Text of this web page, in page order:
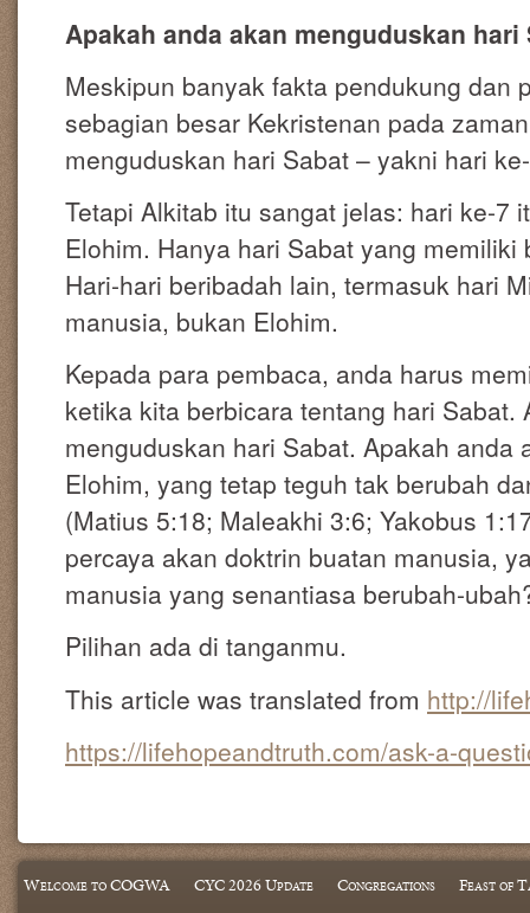
Apakah anda akan menguduskan hari
Meskipun banyak fakta pendukung dan
sebagian besar Kekristenan pada
menguduskan hari Sabat – yakni hari
Tetapi Alkitab itu sangat jelas: hari ke-7
Elohim. Hanya hari Sabat yang
Hari-hari beribadah lain, termasuk hari
manusia, bukan Elohim.
Kepada para pembaca, anda harus
ketika kita berbicara tentang hari Sabat.
menguduskan hari Sabat. Apakah anda
Elohim, yang tetap teguh tak berubah
(Matius 5:18; Maleakhi 3:6; Yakobus
percaya akan doktrin buatan manusia,
manusia yang senantiasa berubah-
Pilihan ada di tanganmu.
This article was translated from http://
https://lifehopeandtruth.com/ask-a-
Welcome to COGWA CYC 2026 Update Congregations Feast of